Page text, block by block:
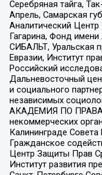
Серебряная тайга,
Апрель, Самарская
Аналитический
Гагарина, Фонд
СИБАЛЬТ, Уральская
Евразии, Институт
Российский
Дальневосточный
и социального
независимых
АКАДЕМИЯ ПО
некоммерческих
Калининграде
Гражданское
Центр Защиты Прав
Институт развития